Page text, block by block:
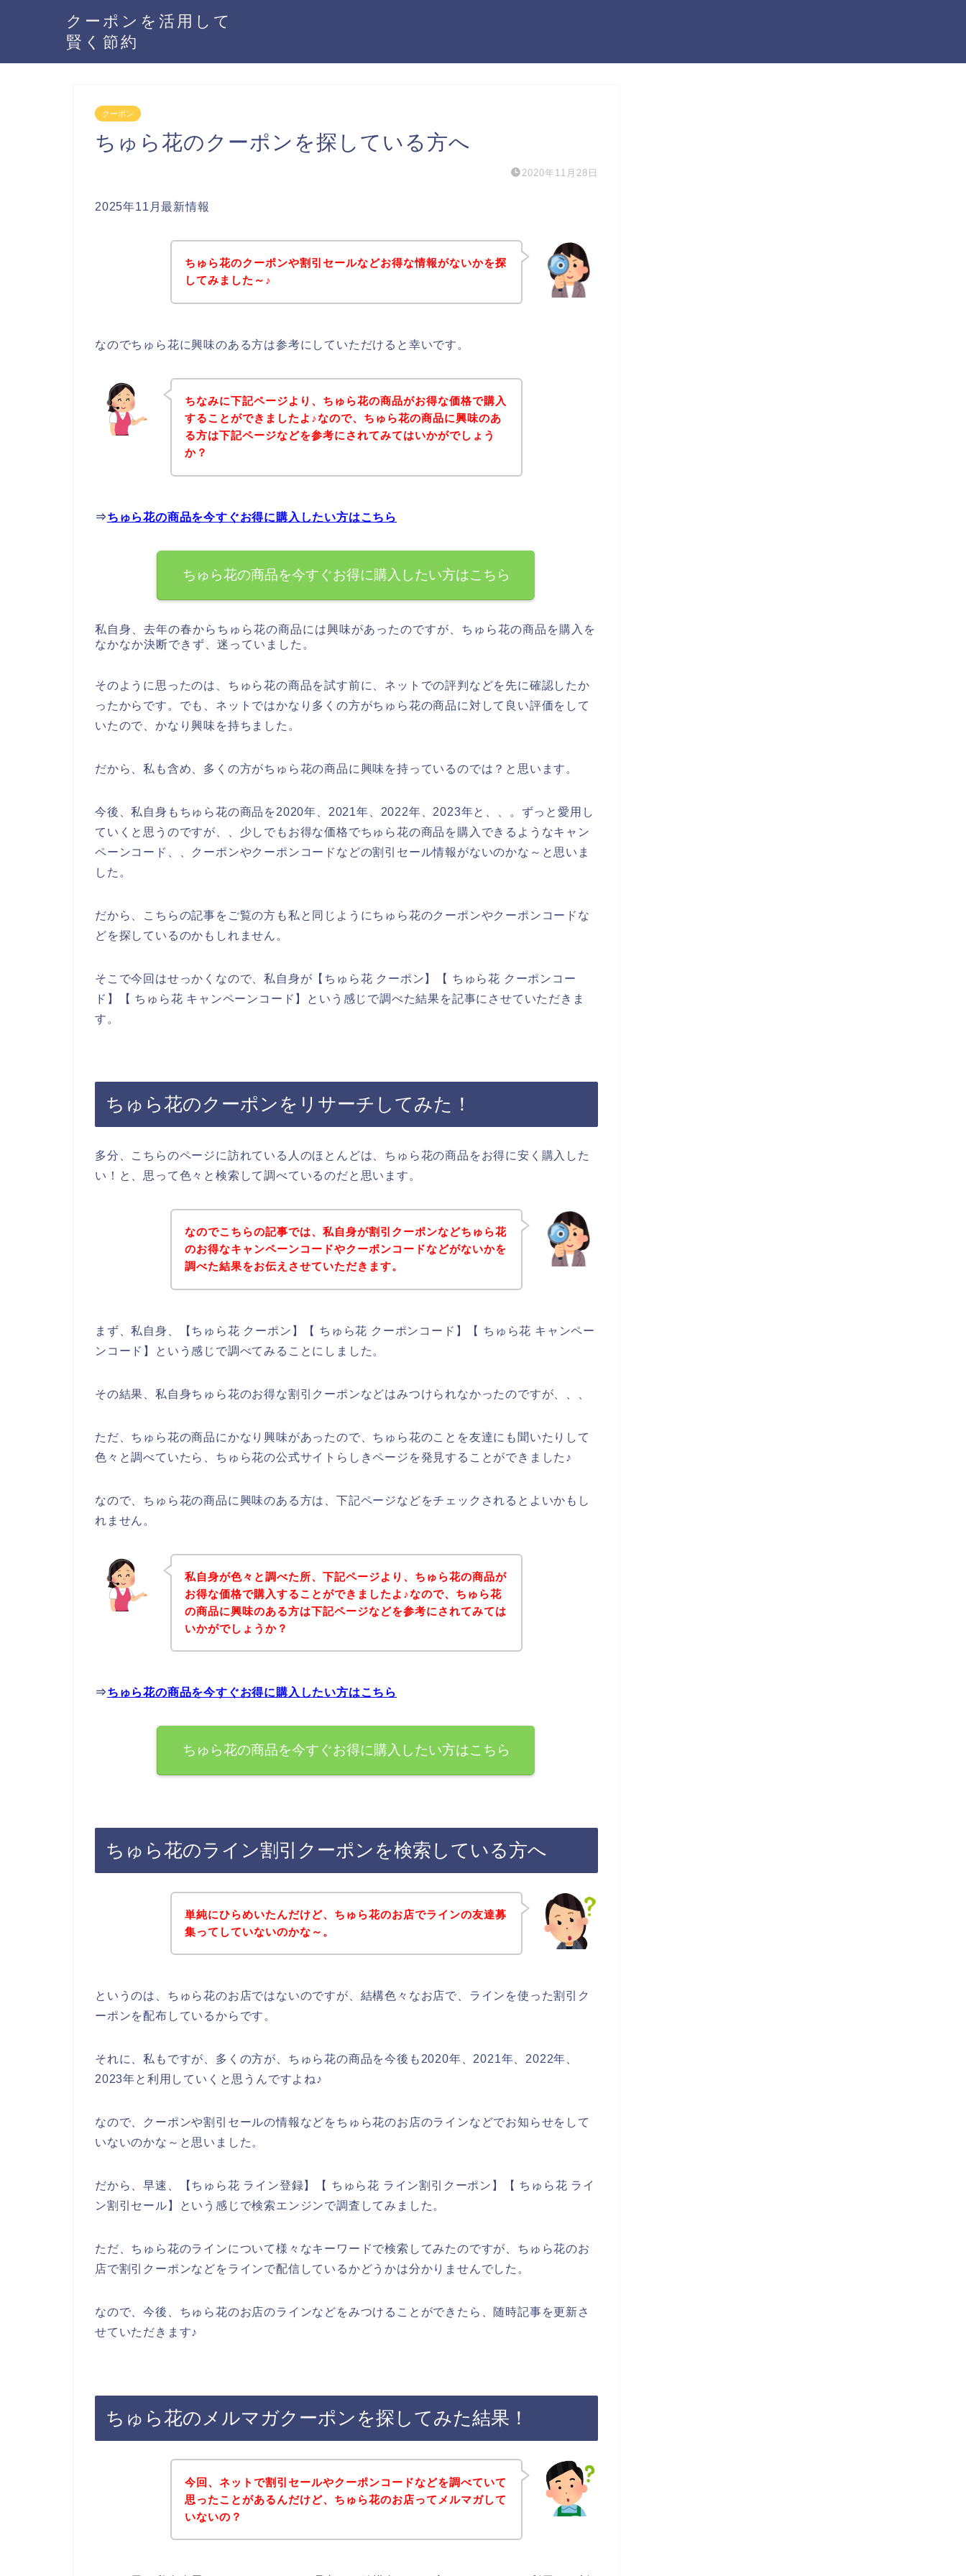
クーポンを活用して
賢く節約
クーポン
ちゅら花のクーポンを探している方へ
2020年11月28日
2025年11月最新情報
ちゅら花のクーポンや割引セールなどお得な情報がないかを探
してみました～♪
なのでちゅら花に興味のある方は参考にしていただけると幸いです。
ちなみに下記ページより、ちゅら花の商品がお得な価格で購入
することができましたよ♪なので、ちゅら花の商品に興味のあ
る方は下記ページなどを参考にされてみてはいかがでしょう
か？
⇒ちゅら花の商品を今すぐお得に購入したい方はこちら
ちゅら花の商品を今すぐお得に購入したい方はこちら
私自身、去年の春からちゅら花の商品には興味があったのですが、ちゅら花の商品を購入を
なかなか決断できず、迷っていました。
そのように思ったのは、ちゅら花の商品を試す前に、ネットでの評判などを先に確認したか
ったからです。でも、ネットではかなり多くの方がちゅら花の商品に対して良い評価をして
いたので、かなり興味を持ちました。
だから、私も含め、多くの方がちゅら花の商品に興味を持っているのでは？と思います。
今後、私自身もちゅら花の商品を2020年、2021年、2022年、2023年と、、。ずっと愛用し
ていくと思うのですが、、少しでもお得な価格でちゅら花の商品を購入できるようなキャン
ペーンコード、、クーポンやクーポンコードなどの割引セール情報がないのかな～と思いま
した。
だから、こちらの記事をご覧の方も私と同じようにちゅら花のクーポンやクーポンコードな
どを探しているのかもしれません。
そこで今回はせっかくなので、私自身が【ちゅら花 クーポン】【 ちゅら花 クーポンコー
ド】【 ちゅら花 キャンペーンコード】という感じで調べた結果を記事にさせていただきま
す。
ちゅら花のクーポンをリサーチしてみた！
多分、こちらのページに訪れている人のほとんどは、ちゅら花の商品をお得に安く購入した
い！と、思って色々と検索して調べているのだと思います。
なのでこちらの記事では、私自身が割引クーポンなどちゅら花
のお得なキャンペーンコードやクーポンコードなどがないかを
調べた結果をお伝えさせていただきます。
まず、私自身、【ちゅら花 クーポン】【 ちゅら花 クーポンコード】【 ちゅら花 キャンペー
ンコード】という感じで調べてみることにしました。
その結果、私自身ちゅら花のお得な割引クーポンなどはみつけられなかったのですが、、、
ただ、ちゅら花の商品にかなり興味があったので、ちゅら花のことを友達にも聞いたりして
色々と調べていたら、ちゅら花の公式サイトらしきページを発見することができました♪
なので、ちゅら花の商品に興味のある方は、下記ページなどをチェックされるとよいかもし
れません。
私自身が色々と調べた所、下記ページより、ちゅら花の商品が
お得な価格で購入することができましたよ♪なので、ちゅら花
の商品に興味のある方は下記ページなどを参考にされてみては
いかがでしょうか？
⇒ちゅら花の商品を今すぐお得に購入したい方はこちら
ちゅら花の商品を今すぐお得に購入したい方はこちら
ちゅら花のライン割引クーポンを検索している方へ
単純にひらめいたんだけど、ちゅら花のお店でラインの友達募
集ってしていないのかな～。
というのは、ちゅら花のお店ではないのですが、結構色々なお店で、ラインを使った割引ク
ーポンを配布しているからです。
それに、私もですが、多くの方が、ちゅら花の商品を今後も2020年、2021年、2022年、
2023年と利用していくと思うんですよね♪
なので、クーポンや割引セールの情報などをちゅら花のお店のラインなどでお知らせをして
いないのかな～と思いました。
だから、早速、【ちゅら花 ライン登録】【 ちゅら花 ライン割引クーポン】【 ちゅら花 ライ
ン割引セール】という感じで検索エンジンで調査してみました。
ただ、ちゅら花のラインについて様々なキーワードで検索してみたのですが、ちゅら花のお
店で割引クーポンなどをラインで配信しているかどうかは分かりませんでした。
なので、今後、ちゅら花のお店のラインなどをみつけることができたら、随時記事を更新さ
せていただきます♪
ちゅら花のメルマガクーポンを探してみた結果！
今回、ネットで割引セールやクーポンコードなどを調べていて
思ったことがあるんだけど、ちゅら花のお店ってメルマガして
いないの？